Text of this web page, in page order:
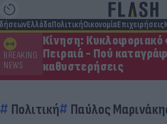
ΕλλάδαΠολιτικήΟικονομίαΕπιχειρήσεις
BREAKING
NEWS
Κίνηση:
Πειραιά - Πού
καθυστερήσεις
Πολιτική Παύλος